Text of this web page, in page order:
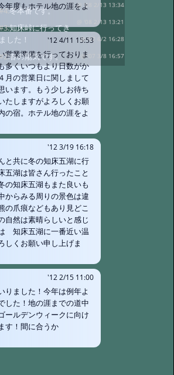
年度もホテル地の涯をよ
'12 4/11 15:53
営業準備を行っておりま
多くいつもより日数がか
月の営業日に関しまして
います。もう少しお待ち
たしますがよろしくお願
の宿。ホテル地の涯をよ
'12 3/19 16:18
と共に冬の知床五湖に行
五湖は皆さん行ったこと
の知床五湖もまた良いも
からみる周りの景色は違
の爪痕などもあり見どこ
自然は素晴らしいと感じ
知床五湖に一番近い温
くお願い申し上げま
'12 2/15 11:00
りました！今年は例年よ
した！地の涯までの道中
ールデンウィークに向け
す！間に合うか
@ '08 2/13 13:34
冬本番です。
@ '08 2/13 13:21
知床峠に行ってき
ました！
@ '07 6/2 16:28
春の陽気です。 @ '07 3/8 16:57